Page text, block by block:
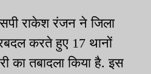
राकेश रंजन ने जिला
करते हुए 17 थानों
का तबादला किया है. इस